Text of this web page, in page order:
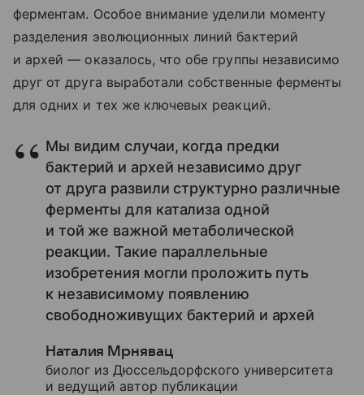
ферментам. Особое внимание уделили моменту
разделения эволюционных линий бактерий
и архей — оказалось, что обе группы независимо
друг от друга выработали собственные ферменты
для одних и тех же ключевых реакций.
Мы видим случаи, когда предки
бактерий и архей независимо друг
от друга развили структурно различные
ферменты для катализа одной
и той же важной метаболической
реакции. Такие параллельные
изобретения могли проложить путь
к независимому появлению
свободноживущих бактерий и архей
Наталия Мрнявац
биолог из Дюссельдорфского университета
и ведущий автор публикации